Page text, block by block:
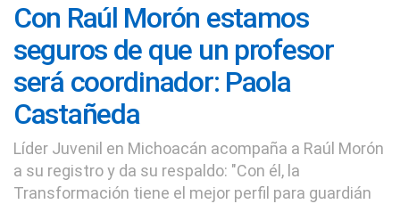
Con Raúl Morón estamos
seguros de que un profesor
será coordinador: Paola
Castañeda
Líder Juvenil en Michoacán acompaña a Raúl Morón
a su registro y da su respaldo: "Con él, la
Transformación tiene el mejor perfil para guardián